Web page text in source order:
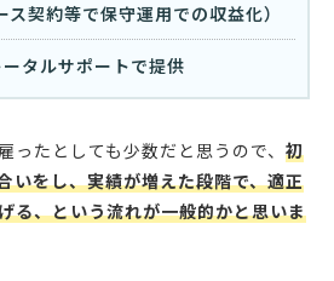
契約等で保守運用での収益化）
タルサポートで提供
ったとしても少数だと思うので、 初
いをし、実績が増えた段階で、適正
る、という流れが一般的かと思いま